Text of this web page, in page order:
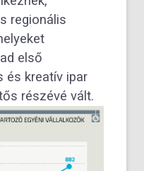
regionális
első
és kreatív ipar
részévé vált.